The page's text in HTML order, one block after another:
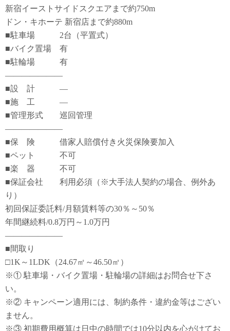
新宿イーストサイドスクエアまで約750m
ドン・キホーテ 新宿店まで約880m
■駐車場 2台（平置式）
■バイク置場 有
■駐輪場 有
―――――――
■設 計 ―
■施 工 ―
■管理形式 巡回管理
―――――――
■保 険 借家人賠償付き火災保険要加入
■ペット 不可
■楽 器 不可
■保証会社 利用必須（※大手法人契約の場合、例外あ
り）
初回保証委託料/月額賃料等の30％～50％
年間継続料/0.8万円～1.0万円
―――――――
■間取り
□1K～1LDK（24.67㎡～46.50㎡）
※① 駐車場・バイク置場・駐輪場の詳細はお問合せ下さ
い。
※② キャンペーン適用には、制約条件・違約金等はござい
ません。
※③ 初期費用概算は日中の時間では10分以内を心がけてお